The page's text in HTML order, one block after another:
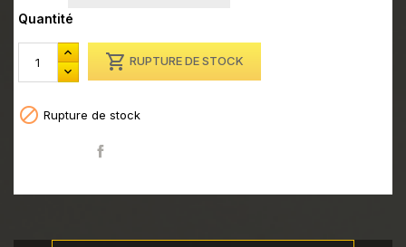
Quantité
 RUPTURE DE STOCK
 Rupture de stock